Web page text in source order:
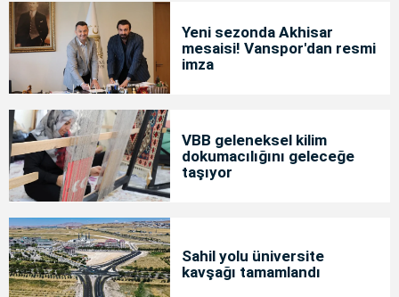
Yeni sezonda Akhisar
mesaisi! Vanspor'dan resmi
imza
VBB geleneksel kilim
dokumacılığını geleceğe
taşıyor
Sahil yolu üniversite
kavşağı tamamlandı